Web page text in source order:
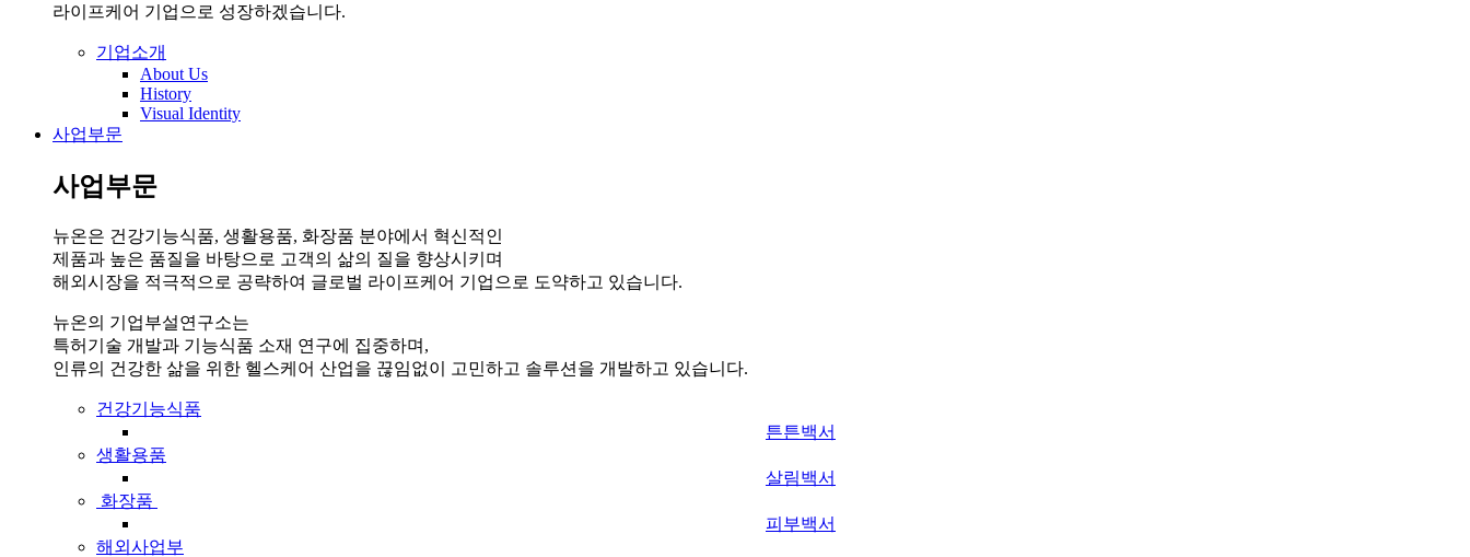
라이프케어 기업으로 성장하겠습니다.
기업소개
About Us
History
Visual Identity
사업부문
사업부문
뉴온은 건강기능식품, 생활용품, 화장품 분야에서 혁신적인
제품과 높은 품질을 바탕으로 고객의 삶의 질을 향상시키며
해외시장을 적극적으로 공략하여 글로벌 라이프케어 기업으로 도약하고 있습니다.
뉴온의 기업부설연구소는
특허기술 개발과 기능식품 소재 연구에 집중하며,
인류의 건강한 삶을 위한 헬스케어 산업을 끊임없이 고민하고 솔루션을 개발하고 있습니다.
건강기능식품
튼튼백서
생활용품
살림백서
화장품
피부백서
해외사업부